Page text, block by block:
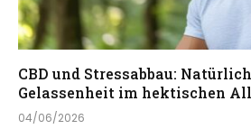
CBD und Stressabbau:
Gelassenheit im hektischen
04/06/2026